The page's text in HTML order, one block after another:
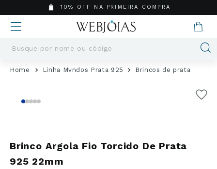
10% OFF NA PRIMEIRA COMPRA
Busque por nome ou código
Linha Mvndos Prata 925 Brincos de prata
Brinco Argola Fio Torcido De Prata
925 22mm
Termos mais buscados
6º
Argola
7º
Casamento